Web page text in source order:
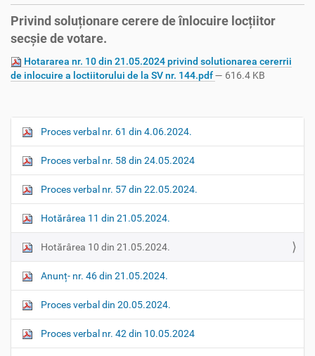
Privind soluționare cerere de înlocuire locțiitor
secșie de votare.
Hotararea nr. 10 din 21.05.2024 privind solutionarea cererrii
de inlocuire a loctiitorului de la SV nr. 144.pdf— 616.4 KB
N
v
i
g
a
t
o
n
Proces verbal nr. 61 din 4.06.2024.
Proces verbal nr. 58 din 24.05.2024
Proces verbal nr. 57 din 22.05.2024.
Hotărârea 11 din 21.05.2024.
Hotărârea 10 din 21.05.2024.
Anunț- nr. 46 din 21.05.2024.
Proces verbal din 20.05.2024.
Proces verbal nr. 42 din 10.05.2024